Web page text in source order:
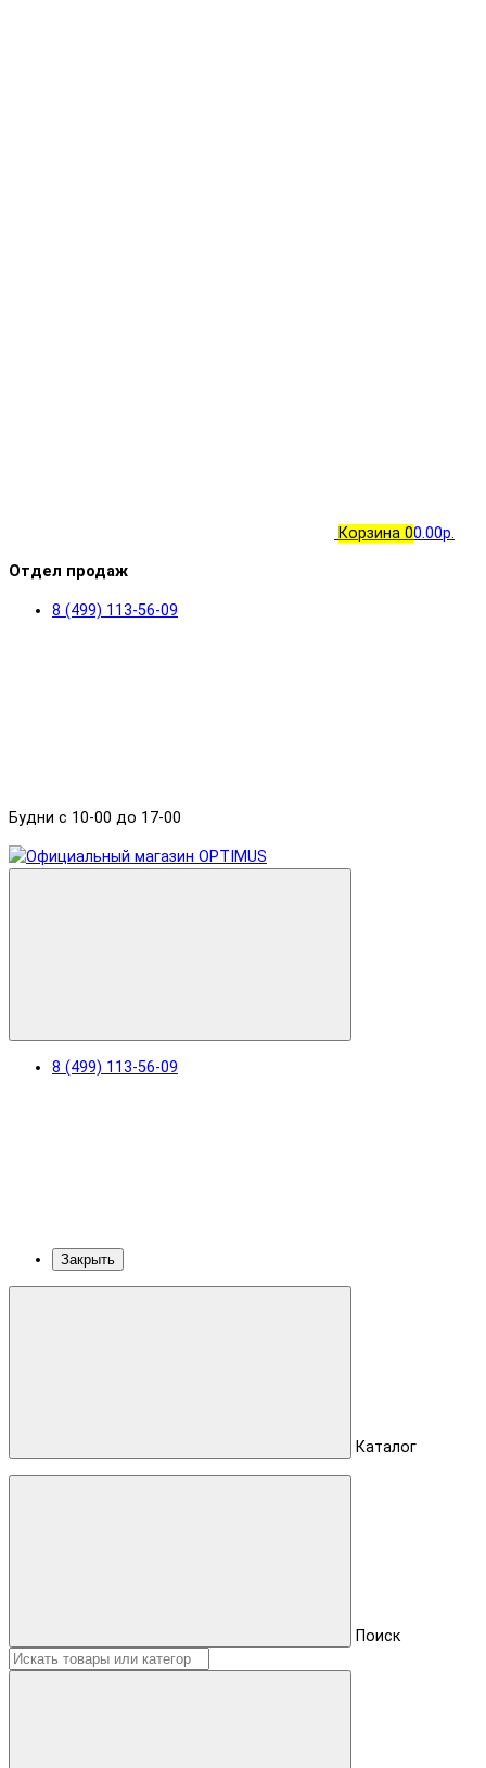
Корзина 00.00р.
Отдел продаж
8 (499) 113-56-09
Будни с 10-00 до 17-00
8 (499) 113-56-09
Закрыть
Каталог
Поиск